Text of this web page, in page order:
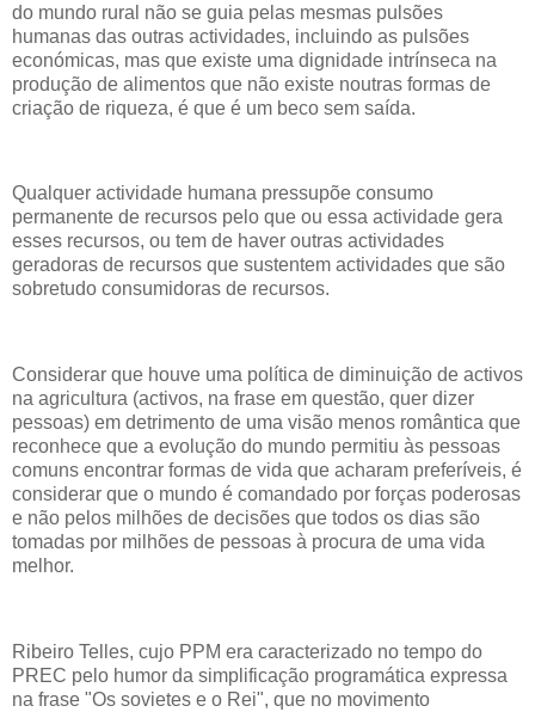
do mundo rural não se guia pelas mesmas pulsões
humanas das outras actividades, incluindo as pulsões
económicas, mas que existe uma dignidade intrínseca na
produção de alimentos que não existe noutras formas de
criação de riqueza, é que é um beco sem saída.
Qualquer actividade humana pressupõe consumo
permanente de recursos pelo que ou essa actividade gera
esses recursos, ou tem de haver outras actividades
geradoras de recursos que sustentem actividades que são
sobretudo consumidoras de recursos.
Considerar que houve uma política de diminuição de activos
na agricultura (activos, na frase em questão, quer dizer
pessoas) em detrimento de uma visão menos romântica que
reconhece que a evolução do mundo permitiu às pessoas
comuns encontrar formas de vida que acharam preferíveis, é
considerar que o mundo é comandado por forças poderosas
e não pelos milhões de decisões que todos os dias são
tomadas por milhões de pessoas à procura de uma vida
melhor.
Ribeiro Telles, cujo PPM era caracterizado no tempo do
PREC pelo humor da simplificação programática expressa
na frase "Os sovietes e o Rei", que no movimento